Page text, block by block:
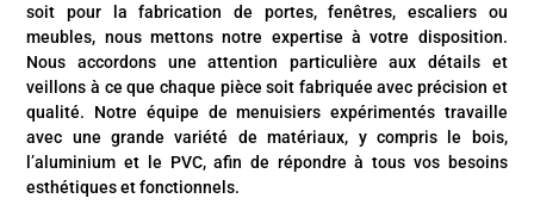
soit pour la fabrication de portes, fenêtres, escaliers ou
meubles, nous mettons notre expertise à votre disposition.
Nous accordons une attention particulière aux détails et
veillons à ce que chaque pièce soit fabriquée avec précision et
qualité. Notre équipe de menuisiers expérimentés travaille
avec une grande variété de matériaux, y compris le bois,
l’aluminium et le PVC, afin de répondre à tous vos besoins
esthétiques et fonctionnels.